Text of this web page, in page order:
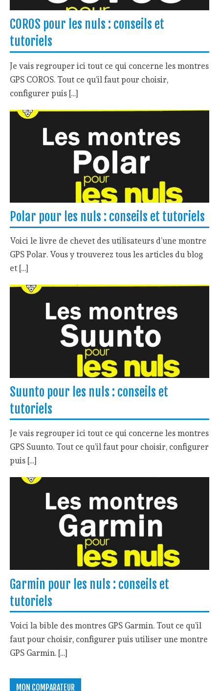
COROS pour les nuls : conseils et
tutoriels
Je vais regrouper ici tout ce qui concerne les montres
GPS COROS. Tout ce qu’il faut pour choisir,
configurer puis […]
Polar pour les nuls : conseils et tutoriels
Voici le livre de chevet des utilisateurs d’une montre
GPS Polar. Vous y trouverez tous les articles du blog
et […]
Suunto pour les nuls : conseils et
tutoriels
Je vais regrouper ici tout ce qui concerne les montres
GPS Suunto. Tout ce qu’il faut pour choisir, configurer
puis […]
Garmin pour les nuls : conseils et
tutoriels
Voici la bible des montres GPS Garmin. Tout ce qu’il
faut pour choisir, configurer puis utiliser une montre
GPS Garmin. […]
MON COMPARATEUR